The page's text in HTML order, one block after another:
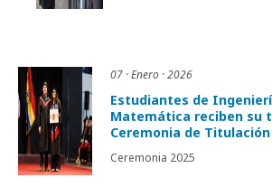
07 · Enero · 2026
Estudiantes de
Matemática reciben su
Ceremonia de Titulación
Ceremonia 2025